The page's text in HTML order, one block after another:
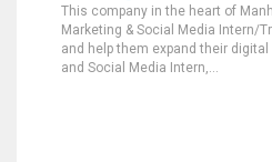
This company in the heart of
Marketing & Social Media Intern/
and help them expand their
and Social Media Intern,…